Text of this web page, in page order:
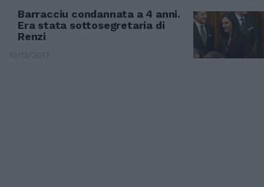
Barracciu condannata a 4 anni.
Era stata sottosegretaria di
Renzi
10/12/2017